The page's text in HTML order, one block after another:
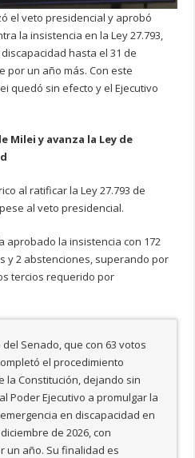
el veto presidencial y aprobó
la insistencia en la Ley 27.793,
hasta el 31 de
por un año más. Con este
quedó sin efecto y el Ejecutivo
Milei y avanza la Ley de
al ratificar la Ley 27.793 de
al veto presidencial.
aprobado la insistencia con 172
y 2 abstenciones, superando por
tercios requerido por
Senado, que con 63 votos
el procedimiento
la Constitución, dejando sin
Poder Ejecutivo a promulgar la
en discapacidad en
de 2026, con
un año. Su finalidad es